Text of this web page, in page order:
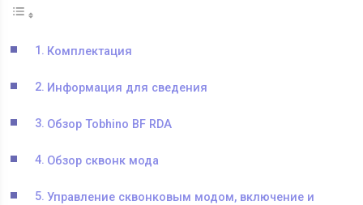
Комплектация
Информация для сведения
Обзор Tobhino BF RDA
Обзор сквонк мода
Управление сквонковым модом, включение и